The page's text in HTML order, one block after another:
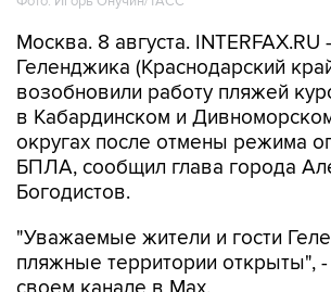
Москва. 8 августа. INTERFAX.RU
Геленджика (Краснодарский
возобновили работу пляжей
в Кабардинском и
округах после отмены режима
БПЛА, сообщил глава города
Богодистов.
"Уважаемые жители и гости
пляжные территории открыты", -